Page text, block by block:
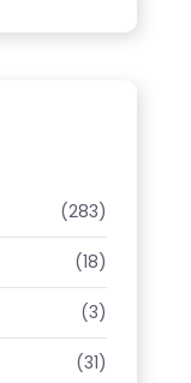
(283)
(18)
(3)
(31)